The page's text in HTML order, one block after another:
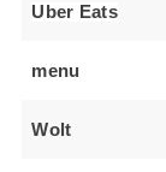
Uber Eats
menu
Wolt